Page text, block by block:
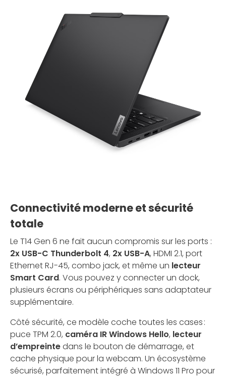
Connectivité moderne et sécurité
totale
Le T14 Gen 6 ne fait aucun compromis sur les ports :
2x USB-C Thunderbolt 4, 2x USB-A, HDMI 2.1, port
Ethernet RJ-45, combo jack, et même un lecteur
Smart Card. Vous pouvez y connecter un dock,
plusieurs écrans ou périphériques sans adaptateur
supplémentaire.
Côté sécurité, ce modèle coche toutes les cases :
puce TPM 2.0, caméra IR Windows Hello, lecteur
d’empreintedans le bouton de démarrage, et
cache physique pour la webcam. Un écosystème
sécurisé, parfaitement intégré à Windows 11 Pro pour